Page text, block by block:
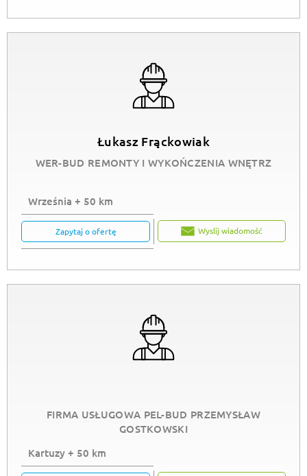
Łukasz Frąckowiak
WER-BUD REMONTY I WYKOŃCZENIA WNĘTRZ
Września + 50 km
Zapytaj o ofertę Wyslij wiadomość
FIRMA USŁUGOWA PEL-BUD PRZEMYSŁAW
GOSTKOWSKI
Kartuzy + 50 km